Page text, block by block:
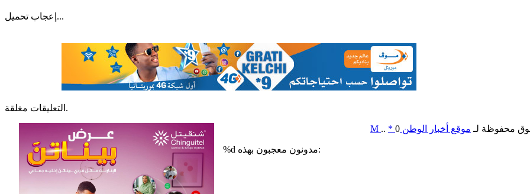
إعجاب تحميل...
التعليقات مغلقة.
M .. * محفوظة لـ موقع أخبار الوطن 0
%d مدونون معجبون بهذه: